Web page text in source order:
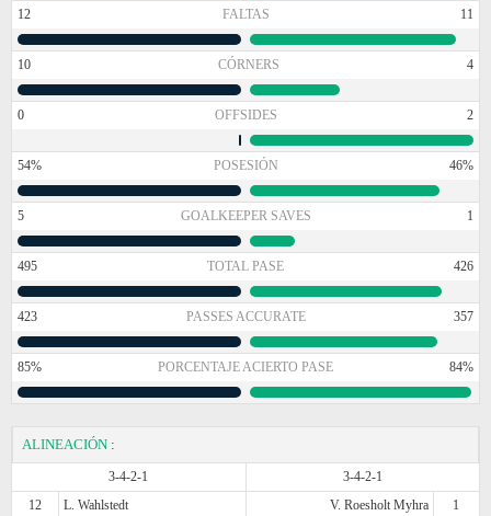
12 FALTAS 11
10 CÓRNERS 4
0 OFFSIDES 2
54% POSESIÓN 46%
5 GOALKEEPER SAVES 1
495 TOTAL PASE 426
423 PASSES ACCURATE 357
85% PORCENTAJE ACIERTO PASE 84%
ALINEACIÓN :
3-4-2-1
3-4-2-1
12
L. Wahlstedt V. Roesholt Myhra
1